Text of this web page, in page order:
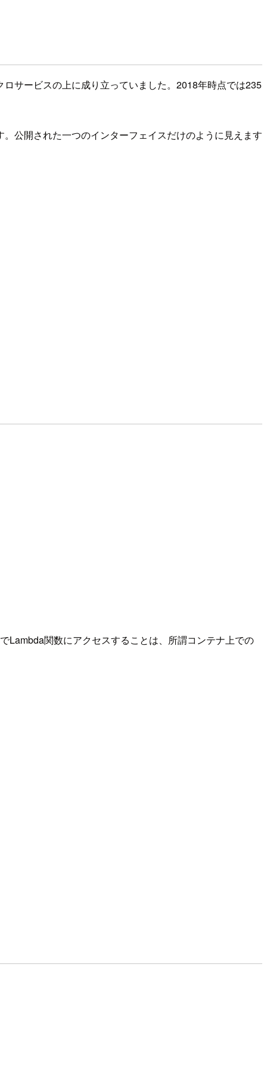
サービスの上に成り立っていました。2018年時点では235
公開された一つのインターフェイスだけのように見えます
Lambda関数にアクセスすることは、所謂コンテナ上での